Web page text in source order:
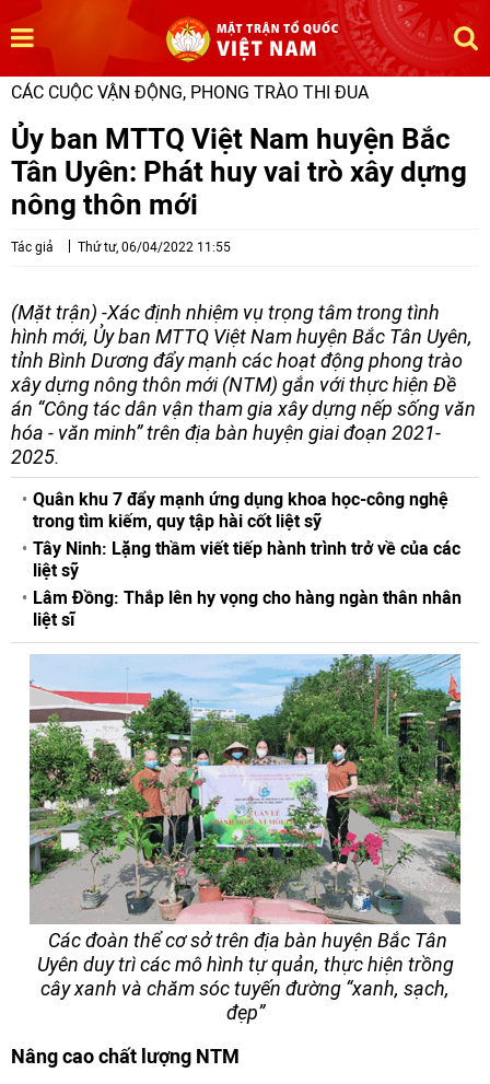
CÁC CUỘC VẬN ĐỘNG, PHONG TRÀO THI ĐUA
Ủy ban MTTQ Việt Nam huyện Bắc
Tân Uyên: Phát huy vai trò xây dựng
nông thôn mới
Tác giả Thứ tư, 06/04/2022 11:55
(Mặt trận) -Xác định nhiệm vụ trọng tâm trong tình
hình mới, Ủy ban MTTQ Việt Nam huyện Bắc Tân Uyên,
tỉnh Bình Dương đẩy mạnh các hoạt động phong trào
xây dựng nông thôn mới (NTM) gắn với thực hiện Đề
án “Công tác dân vận tham gia xây dựng nếp sống văn
hóa - văn minh” trên địa bàn huyện giai đoạn 2021-
2025.
Quân khu 7 đẩy mạnh ứng dụng khoa học-công nghệ
trong tìm kiếm, quy tập hài cốt liệt sỹ
Tây Ninh: Lặng thầm viết tiếp hành trình trở về của các
liệt sỹ
Lâm Đồng: Thắp lên hy vọng cho hàng ngàn thân nhân
liệt sĩ
Các đoàn thể cơ sở trên địa bàn huyện Bắc Tân
Uyên duy trì các mô hình tự quản, thực hiện trồng
cây xanh và chăm sóc tuyến đường “xanh, sạch,
đẹp”
Nâng cao chất lượng NTM